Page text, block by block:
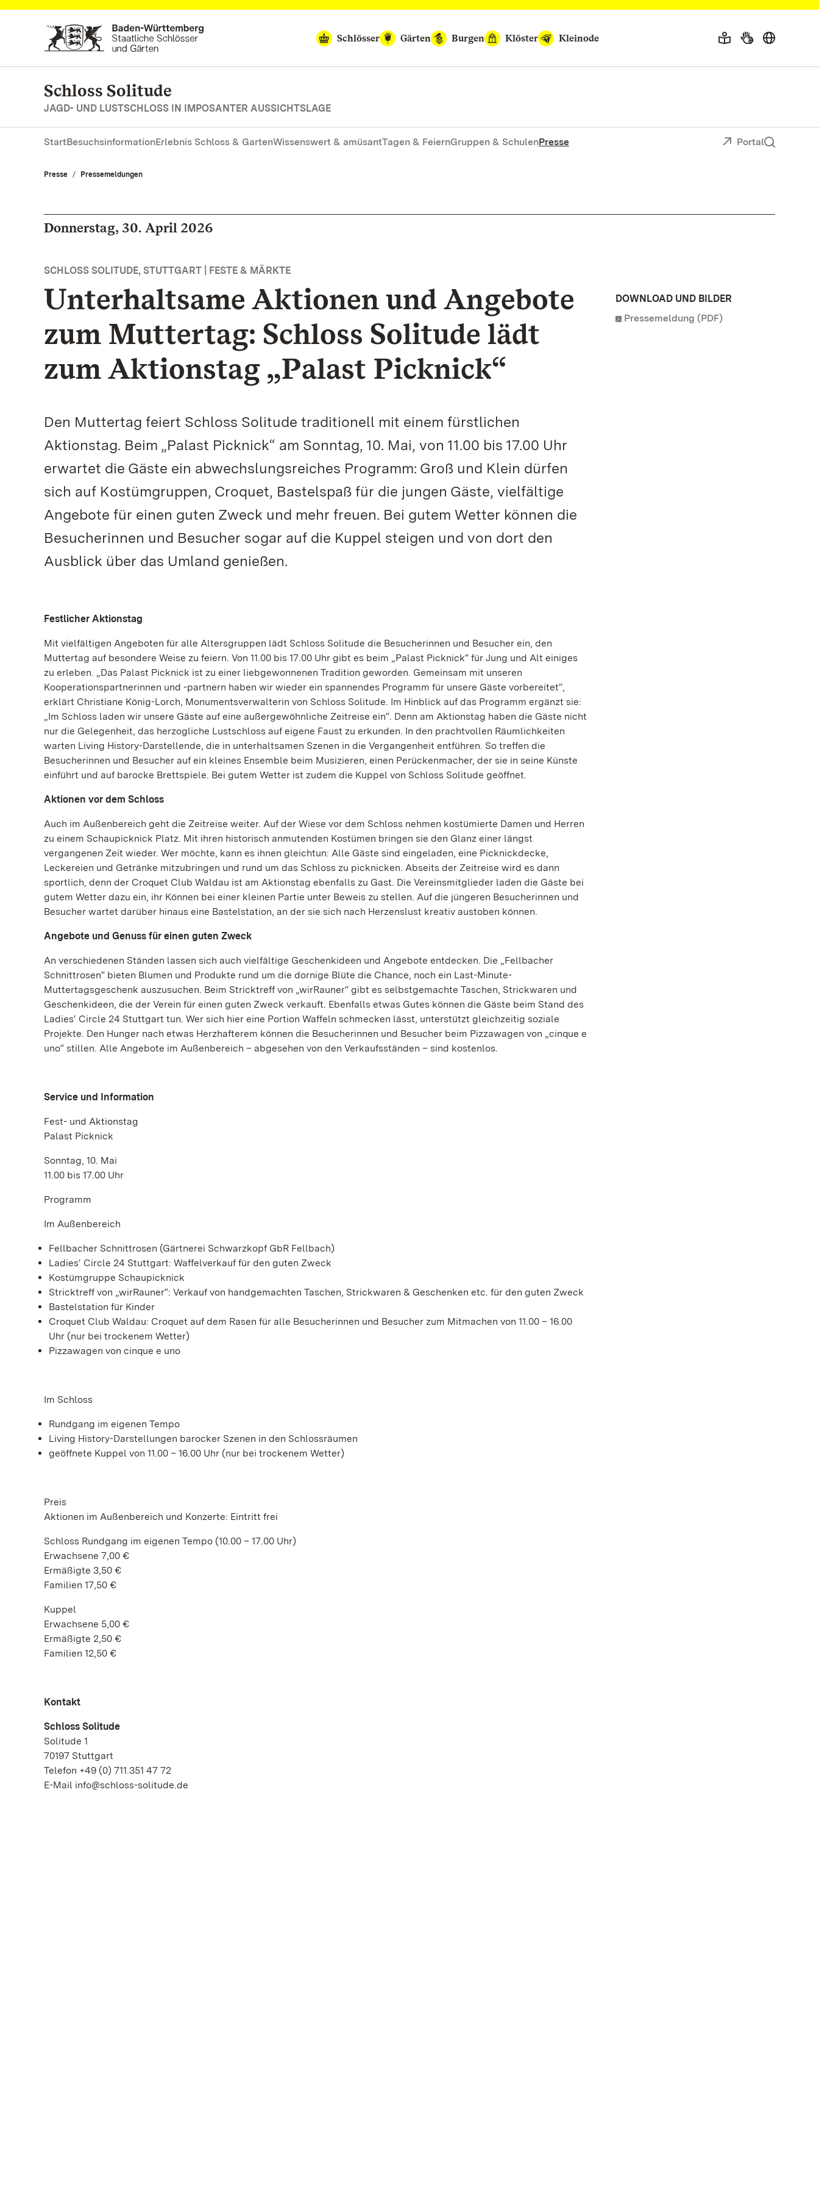
Zum Hauptinhalt springen
Schlösser
Gärten Burgen Klöster Kleinode
Schloss Solitude
JAGD- UND LUSTSCHLOSS IN IMPOSANTER AUSSICHTSLAGE
StartBesuchsinformationErlebnis Schloss & GartenWissenswert & amüsantTagen & FeiernGruppen & SchulenPresse Portal
Presse Pressemeldungen
Donnerstag, 30. April 2026
SCHLOSS SOLITUDE, STUTTGART | FESTE & MÄRKTE
Unterhaltsame Aktionen und Angebote
zum Muttertag: Schloss Solitude lädt
zum Aktionstag „Palast Picknick“
Den Muttertag feiert Schloss Solitude traditionell mit einem fürstlichen
Aktionstag. Beim „Palast Picknick“ am Sonntag, 10. Mai, von 11.00 bis 17.00 Uhr
erwartet die Gäste ein abwechslungsreiches Programm: Groß und Klein dürfen
sich auf Kostümgruppen, Croquet, Bastelspaß für die jungen Gäste, vielfältige
Angebote für einen guten Zweck und mehr freuen. Bei gutem Wetter können die
Besucherinnen und Besucher sogar auf die Kuppel steigen und von dort den
Ausblick über das Umland genießen.
Festlicher Aktionstag
Mit vielfältigen Angeboten für alle Altersgruppen lädt Schloss Solitude die Besucherinnen und Besucher ein, den
Muttertag auf besondere Weise zu feiern. Von 11.00 bis 17.00 Uhr gibt es beim „Palast Picknick“ für Jung und Alt einiges
zu erleben. „Das Palast Picknick ist zu einer liebgewonnenen Tradition geworden. Gemeinsam mit unseren
Kooperationspartnerinnen und -partnern haben wir wieder ein spannendes Programm für unsere Gäste vorbereitet“,
erklärt Christiane König-Lorch, Monumentsverwalterin von Schloss Solitude. Im Hinblick auf das Programm ergänzt sie:
„Im Schloss laden wir unsere Gäste auf eine außergewöhnliche Zeitreise ein“. Denn am Aktionstag haben die Gäste nicht
nur die Gelegenheit, das herzogliche Lustschloss auf eigene Faust zu erkunden. In den prachtvollen Räumlichkeiten
warten Living History-Darstellende, die in unterhaltsamen Szenen in die Vergangenheit entführen. So treffen die
Besucherinnen und Besucher auf ein kleines Ensemble beim Musizieren, einen Perückenmacher, der sie in seine Künste
einführt und auf barocke Brettspiele. Bei gutem Wetter ist zudem die Kuppel von Schloss Solitude geöffnet.
Aktionen vor dem Schloss
Auch im Außenbereich geht die Zeitreise weiter. Auf der Wiese vor dem Schloss nehmen kostümierte Damen und Herren
zu einem Schaupicknick Platz. Mit ihren historisch anmutenden Kostümen bringen sie den Glanz einer längst
vergangenen Zeit wieder. Wer möchte, kann es ihnen gleichtun: Alle Gäste sind eingeladen, eine Picknickdecke,
Leckereien und Getränke mitzubringen und rund um das Schloss zu picknicken. Abseits der Zeitreise wird es dann
sportlich, denn der Croquet Club Waldau ist am Aktionstag ebenfalls zu Gast. Die Vereinsmitglieder laden die Gäste bei
gutem Wetter dazu ein, ihr Können bei einer kleinen Partie unter Beweis zu stellen. Auf die jüngeren Besucherinnen und
Besucher wartet darüber hinaus eine Bastelstation, an der sie sich nach Herzenslust kreativ austoben können.
Angebote und Genuss für einen guten Zweck
An verschiedenen Ständen lassen sich auch vielfältige Geschenkideen und Angebote entdecken. Die „Fellbacher
Schnittrosen“ bieten Blumen und Produkte rund um die dornige Blüte die Chance, noch ein Last-Minute-
Muttertagsgeschenk auszusuchen. Beim Stricktreff von „wirRauner“ gibt es selbstgemachte Taschen, Strickwaren und
Geschenkideen, die der Verein für einen guten Zweck verkauft. Ebenfalls etwas Gutes können die Gäste beim Stand des
Ladies‘ Circle 24 Stuttgart tun. Wer sich hier eine Portion Waffeln schmecken lässt, unterstützt gleichzeitig soziale
Projekte. Den Hunger nach etwas Herzhafterem können die Besucherinnen und Besucher beim Pizzawagen von „cinque e
uno“ stillen. Alle Angebote im Außenbereich – abgesehen von den Verkaufsständen – sind kostenlos.
Service und Information
Fest- und Aktionstag
Palast Picknick
Sonntag, 10. Mai
11.00 bis 17.00 Uhr
Programm
Im Außenbereich
Fellbacher Schnittrosen (Gärtnerei Schwarzkopf GbR Fellbach)
Ladies‘ Circle 24 Stuttgart: Waffelverkauf für den guten Zweck
Kostümgruppe Schaupicknick
Stricktreff von „wirRauner“: Verkauf von handgemachten Taschen, Strickwaren & Geschenken etc. für den guten Zweck
Bastelstation für Kinder
Croquet Club Waldau: Croquet auf dem Rasen für alle Besucherinnen und Besucher zum Mitmachen von 11.00 – 16.00
Uhr (nur bei trockenem Wetter)
Pizzawagen von cinque e uno
Im Schloss
Rundgang im eigenen Tempo
Living History-Darstellungen barocker Szenen in den Schlossräumen
geöffnete Kuppel von 11.00 – 16.00 Uhr (nur bei trockenem Wetter)
Preis
Aktionen im Außenbereich und Konzerte: Eintritt frei
Schloss Rundgang im eigenen Tempo (10.00 – 17.00 Uhr)
Erwachsene 7,00 €
Ermäßigte 3,50 €
Familien 17,50 €
Kuppel
Erwachsene 5,00 €
Ermäßigte 2,50 €
Familien 12,50 €
Kontakt
Schloss Solitude
Solitude 1
70197 Stuttgart
Telefon +49 (0) 711.351 47 72
E-Mail info@schloss-solitude.de
DOWNLOAD UND BILDER
Pressemeldung (PDF)